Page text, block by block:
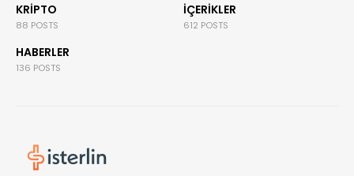
KRIPTO
88 POSTS
İÇERIKLER
612 POSTS
HABERLER
136 POSTS